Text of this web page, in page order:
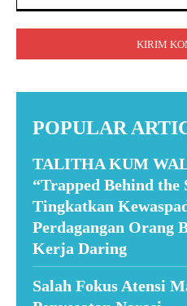
POPULAR
TALITHA KUM
“Trapped Behind the
Tingkatkan
Perdagangan Orang
Kerja Daring
Salah Fokus Atensi